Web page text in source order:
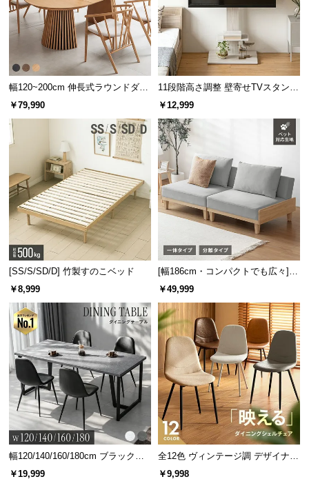
幅120~200cm 伸長式ラウンドダイ
ニングテーブル 6人掛け 天然木突
板 美しい格子デザイン
￥79,990
11段階高さ調整 壁寄せTVスタンド
キャスター付き 上下左右角度調節
￥12,999
[SS/S/SD/D] 竹製すのこベッド
￥8,999
[幅186cm・コンパクトでも広々] 3
人掛けソファベッド リクライニン
￥49,999
幅120/140/160/180cm ブラックフ
レーム ダイニング 大理石調 4人掛
￥19,999
全12色 ヴィンテージ調 デザイナー
ズシェルチェア
￥9,998